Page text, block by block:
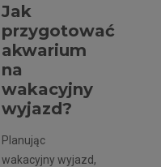
Jak
przygotować
akwarium
na
wakacyjny
wyjazd?
Planując
wakacyjny wyjazd,